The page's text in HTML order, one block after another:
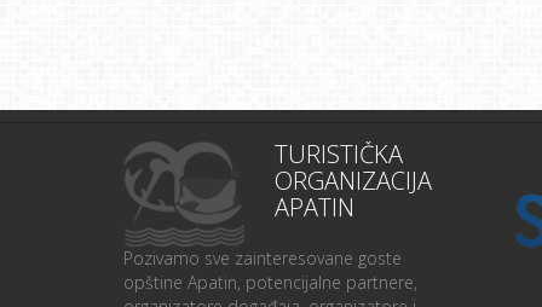
TURISTIČKA
ORGANIZACIJA
APATIN
Pozivamo sve zainteresovane goste
opštine Apatin, potencijalne partnere,